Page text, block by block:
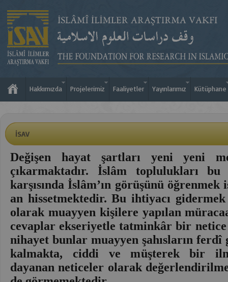
Hakkımızda Projelerimiz Faaliyetler Yayınlarımız Kütüphane
İSAV
Değişen hayat şartları yeni yeni
çıkarmaktadır. İslâm toplulukları bu
karşısında İslâm’ın görüşünü öğrenmek
an hissetmektedir. Bu ihtiyacı
olarak muayyen kişilere yapılan
cevaplar ekseriyetle tatminkâr bir
nihayet bunlar muayyen şahısların
kalmakta, ciddi ve müşterek bir
dayanan neticeler olarak